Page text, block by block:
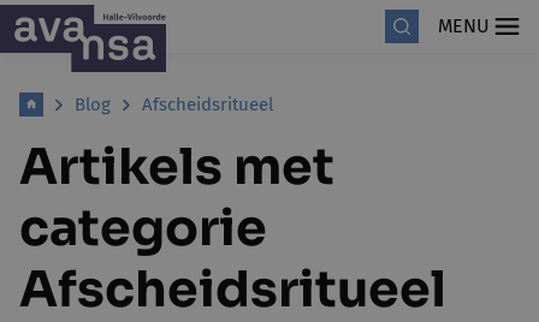
MENU
Blog Afscheidsritueel
Artikels met
categorie
Afscheidsritueel